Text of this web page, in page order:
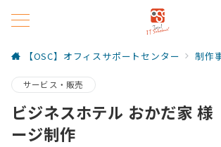
【OSC】オフィスサポートセンター 制作
サービス・販売
ビジネスホテル おかだ家
ージ制作